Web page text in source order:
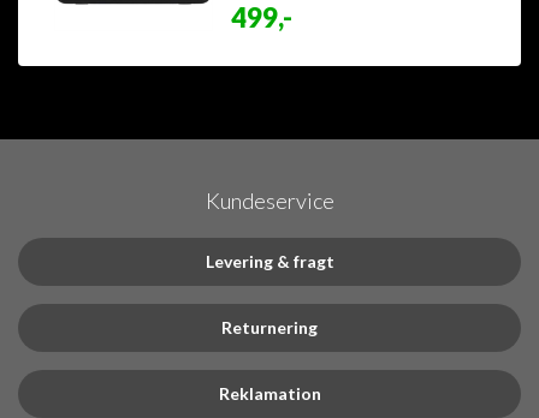
499,-
Kundeservice
Levering & fragt
Returnering
Reklamation